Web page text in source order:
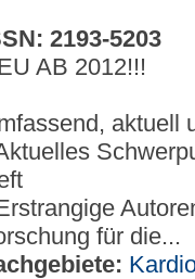
2193-5203
AB 2012!!!
aktuell
für die...